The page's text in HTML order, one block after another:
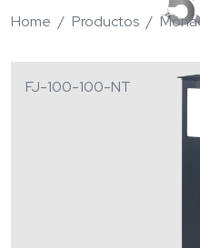
Home Productos
FJ-100-100-NT